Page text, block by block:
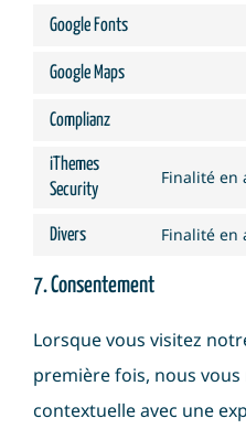
Google Fonts
Google Maps
Complianz
iThemes
Security
Finalité en
Divers Finalité en
7. Consentement
Lorsque vous visitez
première fois, nous
contextuelle avec une